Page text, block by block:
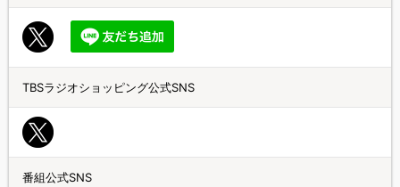
TBSラジオショッピング公式SNS
番組公式SNS